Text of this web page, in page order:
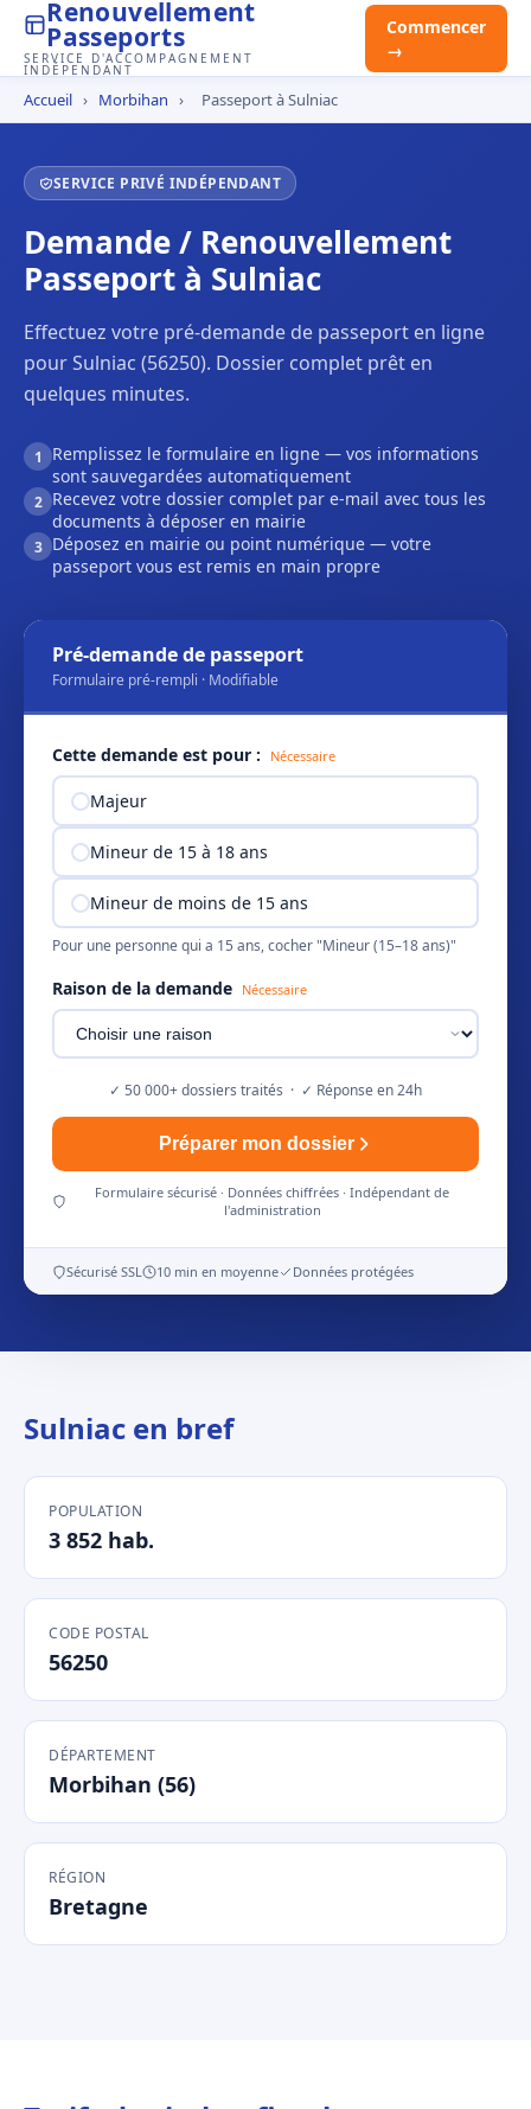
Renouvellement
Passeports
SERVICE D'ACCOMPAGNEMENT
INDÉPENDANT
Commencer
→
Accueil › Morbihan › Passeport à Sulniac
SERVICE PRIVÉ INDÉPENDANT
Demande / Renouvellement
Passeport à Sulniac
Effectuez votre pré-demande de passeport en ligne
pour Sulniac (56250). Dossier complet prêt en
quelques minutes.
1
Remplissez le formulaire en ligne — vos informations
sont sauvegardées automatiquement
2 Recevez votre dossier complet par e-mail avec tous les
documents à déposer en mairie
3 Déposez en mairie ou point numérique — votre
passeport vous est remis en main propre
Pré-demande de passeport
Formulaire pré-rempli · Modifiable
Cette demande est pour : Nécessaire
Majeur
Mineur de 15 à 18 ans
Mineur de moins de 15 ans
Pour une personne qui a 15 ans, cocher "Mineur (15–18 ans)"
Raison de la demande Nécessaire
✓ 50 000+ dossiers traités · ✓ Réponse en 24h
Préparer mon dossier
Formulaire sécurisé · Données chiffrées · Indépendant de
l'administration
Sécurisé SSL 10 min en moyenne Données protégées
Sulniac en bref
POPULATION
3 852 hab.
CODE POSTAL
56250
DÉPARTEMENT
Morbihan (56)
RÉGION
Bretagne